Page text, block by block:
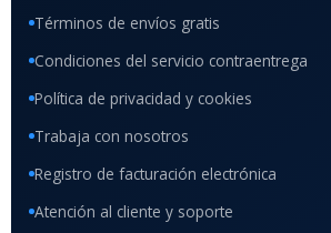
Términos de envíos gratis
Condiciones del servicio contraentrega
Política de privacidad y cookies
Trabaja con nosotros
Registro de facturación electrónica
Atención al cliente y soporte